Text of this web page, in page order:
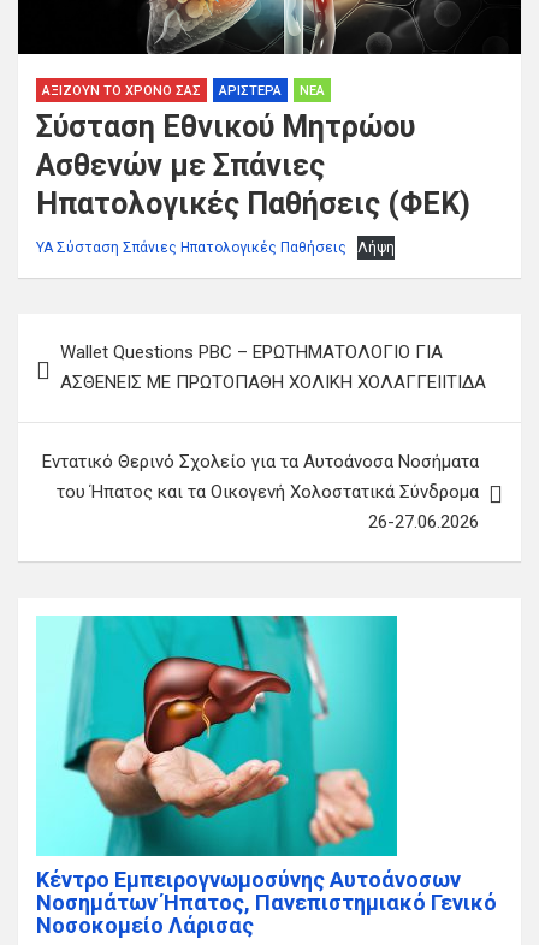
ΑΞΊΖΟΥΝ ΤΟ ΧΡΌΝΟ ΣΑΣ ΑΡΙΣΤΕΡΆ ΝΈΑ
Σύσταση Εθνικού Μητρώου
Ασθενών με Σπάνιες
Ηπατολογικές Παθήσεις (ΦΕΚ)
YA Σύσταση Σπάνιες Ηπατολoγικές Παθήσεις Λήψη
άρθρων
Wallet Questions PBC – ΕΡΩΤΗΜΑΤΟΛΟΓΙΟ ΓΙΑ
ΑΣΘΕΝΕΙΣ ΜΕ ΠΡΩΤΟΠΑΘΗ ΧΟΛΙΚΗ ΧΟΛΑΓΓΕΙΙΤΙΔΑ
Εντατικό Θερινό Σχολείο για τα Αυτοάνοσα Νοσήματα
του Ήπατος και τα Οικογενή Χολοστατικά Σύνδρομα
26-27.06.2026
Κέντρο Εμπειρογνωμοσύνης Αυτοάνοσων
Νοσημάτων Ήπατος, Πανεπιστημιακό Γενικό
Νοσοκομείο Λάρισας